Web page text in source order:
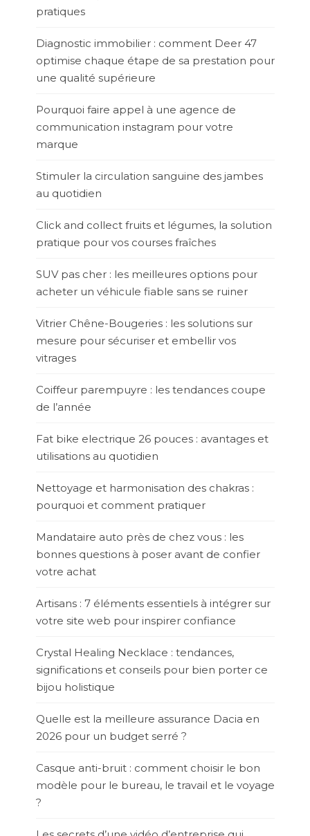
pratiques
Diagnostic immobilier : comment Deer 47
optimise chaque étape de sa prestation pour
une qualité supérieure
Pourquoi faire appel à une agence de
communication instagram pour votre
marque
Stimuler la circulation sanguine des jambes
au quotidien
Click and collect fruits et légumes, la solution
pratique pour vos courses fraîches
SUV pas cher : les meilleures options pour
acheter un véhicule fiable sans se ruiner
Vitrier Chêne-Bougeries : les solutions sur
mesure pour sécuriser et embellir vos
vitrages
Coiffeur parempuyre : les tendances coupe
de l’année
Fat bike electrique 26 pouces : avantages et
utilisations au quotidien
Nettoyage et harmonisation des chakras :
pourquoi et comment pratiquer
Mandataire auto près de chez vous : les
bonnes questions à poser avant de confier
votre achat
Artisans : 7 éléments essentiels à intégrer sur
votre site web pour inspirer confiance
Crystal Healing Necklace : tendances,
significations et conseils pour bien porter ce
bijou holistique
Quelle est la meilleure assurance Dacia en
2026 pour un budget serré ?
Casque anti-bruit : comment choisir le bon
modèle pour le bureau, le travail et le voyage
?